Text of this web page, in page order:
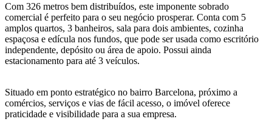
Com 326 metros bem distribuídos, este imponente sobrado
comercial é perfeito para o seu negócio prosperar. Conta com 5
amplos quartos, 3 banheiros, sala para dois ambientes, cozinha
espaçosa e edícula nos fundos, que pode ser usada como escritório
independente, depósito ou área de apoio. Possui ainda
estacionamento para até 3 veículos.
Situado em ponto estratégico no bairro Barcelona, próximo a
comércios, serviços e vias de fácil acesso, o imóvel oferece
praticidade e visibilidade para a sua empresa.